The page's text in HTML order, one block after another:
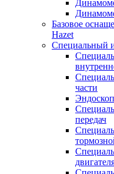
Базовое
Hazet
Специальный
части
передач